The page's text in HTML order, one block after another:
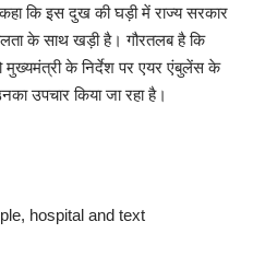
कहा कि इस दुख की घड़ी में राज्य सरकार
के साथ खड़ी है। गौरतलब है कि
मुख्यमंत्री के निर्देश पर एयर एंबुलेंस के
उपचार किया जा रहा है।